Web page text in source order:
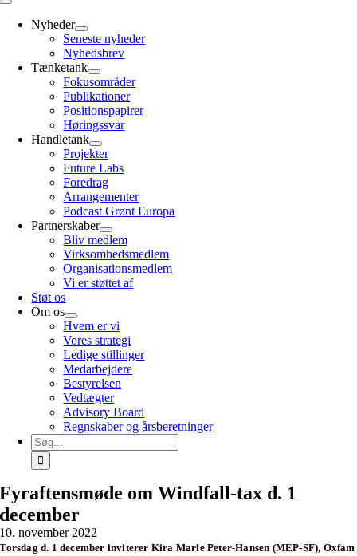
Toggle
NavigationNyheder
Seneste nyheder
Nyhedsbrev
Tænketank
Fokusområder
Publikationer
Positionspapirer
Høringssvar
Handletank
Projekter
Future Labs
Foredrag
Arrangementer
Podcast Grønt Europa
Partnerskaber
Bliv medlem
Virksomhedsmedlem
Organisationsmedlem
Vi er støttet af
Støt os
Om os
Hvem er vi
Vores strategi
Ledige stillinger
Medarbejdere
Bestyrelsen
Vedtægter
Advisory Board
Regnskaber og årsberetninger
Søg
efter:
Fyraftensmøde om Windfall-tax d. 1
december
10. november 2022
Torsdag d. 1 december inviterer Kira Marie Peter-Hansen (MEP-SF), Oxfam